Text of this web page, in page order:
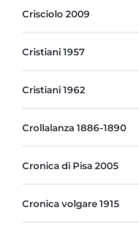
Crisciolo 2009
Cristiani 1957
Cristiani 1962
Crollalanza 1886-1890
Cronica di Pisa 2005
Cronica volgare 1915